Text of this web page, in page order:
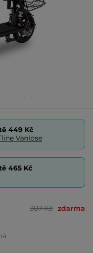
449 Kč
Vanlose
465 Kč
387 Kč zdarma